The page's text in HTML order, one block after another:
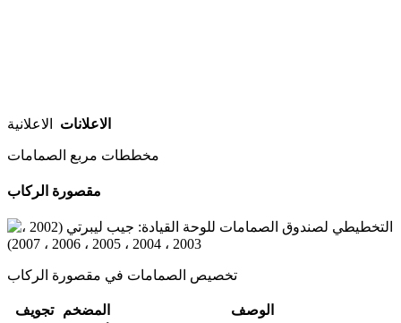
الاعلانات الاعلانية
مخططات مربع الصمامات
مقصورة الركاب
تخصيص الصمامات في مقصورة الركاب
تجويف المضخم
الوصف